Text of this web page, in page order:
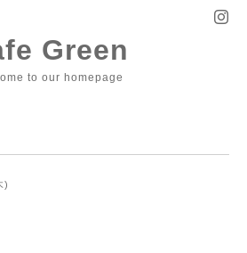
Green
to our homepage
)